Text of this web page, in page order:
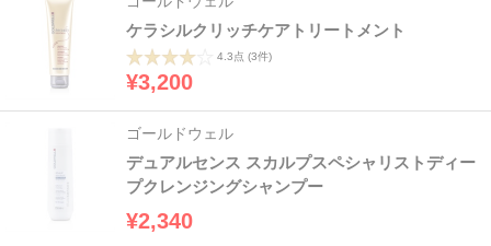
ケラシルクリッチケアトリートメント
4.3点 (3件)
¥3,200
ゴールドウェル
デュアルセンス スカルプスペシャリストディー
プクレンジングシャンプー
¥2,340